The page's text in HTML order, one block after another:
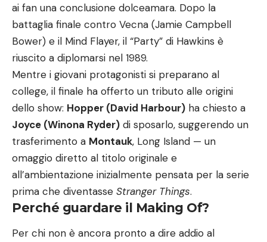
ai fan una conclusione dolceamara. Dopo la
battaglia finale contro Vecna (Jamie Campbell
Bower) e il Mind Flayer, il “Party” di Hawkins è
riuscito a diplomarsi nel 1989.
Mentre i giovani protagonisti si preparano al
college, il finale ha offerto un tributo alle origini
dello show: Hopper (David Harbour) ha chiesto a
Joyce (Winona Ryder) di sposarlo, suggerendo un
trasferimento a Montauk, Long Island — un
omaggio diretto al titolo originale e
all’ambientazione inizialmente pensata per la serie
prima che diventasse Stranger Things.
Perché guardare il Making Of?
Per chi non è ancora pronto a dire addio al